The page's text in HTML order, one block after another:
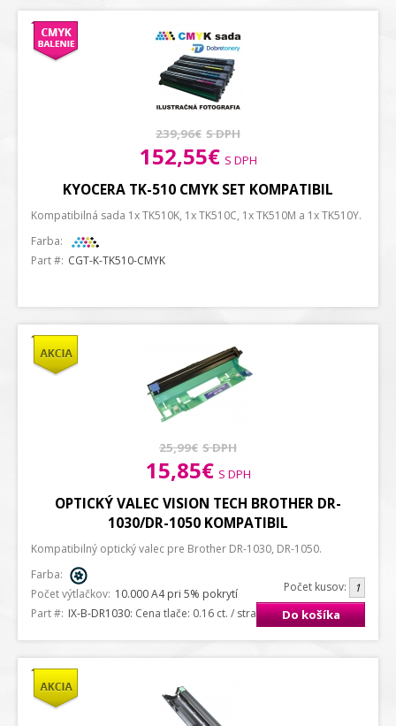
239,96€ S DPH
152,55€ S DPH
KYOCERA TK-510 CMYK SET KOMPATIBIL
Kompatibilná sada 1x TK510K, 1x TK510C, 1x TK510M a 1x TK510Y.
Farba:
Part #: CGT-K-TK510-CMYK
25,99€ S DPH
15,85€ S DPH
Počet kusov:
Do košíka
OPTICKÝ VALEC VISION TECH BROTHER DR-
1030/DR-1050 KOMPATIBIL
Kompatibilný optický valec pre Brother DR-1030, DR-1050.
Farba:
Počet výtlačkov: 10.000 A4 pri 5% pokrytí
Part #: IX-B-DR1030: Cena tlače: 0.16 ct. / strana A4